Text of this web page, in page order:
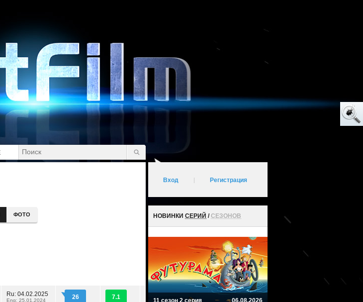
ФОТО
Ru: 04.02.2025
Eng: 25.01.2024 26 7.1
Вход Регистрация
НОВИНКИ СЕРИЙ /СЕЗОНОВ
11 сезон 2 серия 06.08.2026